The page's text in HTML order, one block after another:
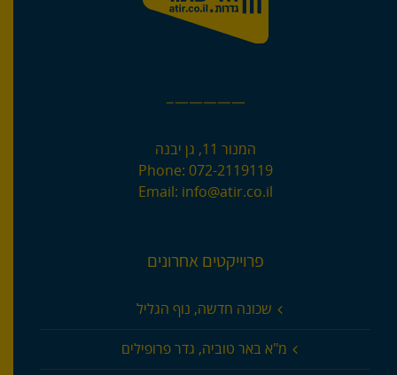
—————–
המנור 11, גן יבנה
Phone: 072-2119119
Email: info@atir.co.il
פרוייקטים אחרונים
שכונה חדשה, נוף הגליל
מ"א באר טוביה, גדר פרופילים